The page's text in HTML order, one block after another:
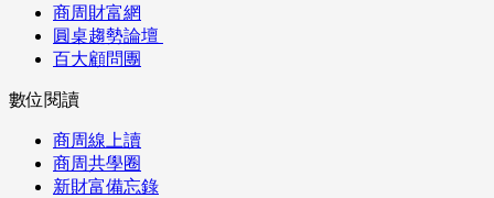
商周財富網
圓桌趨勢論壇
百大顧問團
數位閱讀
商周線上讀
商周共學圈
新財富備忘錄